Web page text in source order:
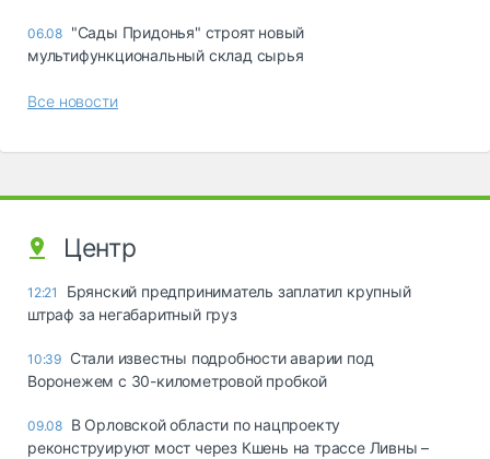
06.08 "Сады Придонья" строят новый
мультифункциональный склад сырья
Все новости
Центр
12:21
Брянский предприниматель заплатил крупный
штраф за негабаритный груз
10:39 Стали известны подробности аварии под
Воронежем с 30-километровой пробкой
09.08 В Орловской области по нацпроекту
реконструируют мост через Кшень на трассе Ливны –